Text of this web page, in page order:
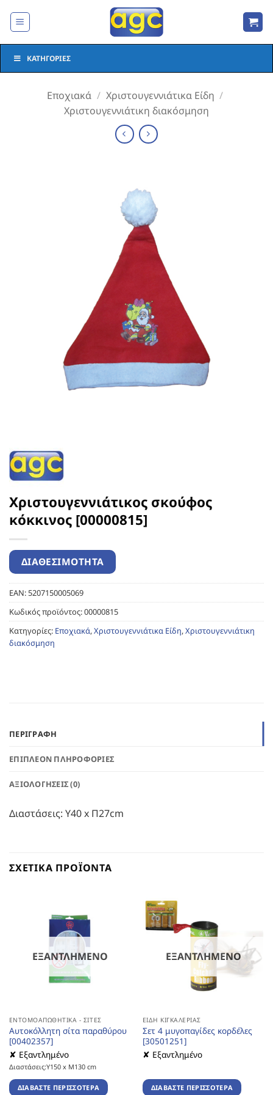
στο
ΚΑΤΗΓΟΡΊΕΣ
Εποχιακά / Χριστουγεννιάτικα Είδη /
Χριστουγεννιάτικη διακόσμηση
Χριστουγεννιάτικος σκούφος
κόκκινος [00000815]
EAN:5207150005069
Κωδικός προϊόντος:00000815
Κατηγορίες: Εποχιακά,Χριστουγεννιάτικα Είδη,Χριστουγεννιάτικη
διακόσμηση
ΠΕΡΙΓΡΑΦΉ
ΕΠΙΠΛΈΟΝ ΠΛΗΡΟΦΟΡΊΕΣ
ΑΞΙΟΛΟΓΉΣΕΙΣ (0)
Διαστάσεις: Υ40 x Π27cm
ΣΧΕΤΙΚΆ ΠΡΟΪΌΝΤΑ
ΕΞΑΝΤΛΗΜΈΝΟ
ΕΝΤΟΜΟΑΠΩΘΗΤΙΚΆ - ΣΊΤΕΣ
Αυτοκόλλητη σίτα παραθύρου
[00402357]
✘ Εξαντλημένο
Διαστάσεις:Υ150 x Μ130 cm
ΔΙΑΒΆΣΤΕ ΠΕΡΙΣΣΌΤΕΡΑ
ΕΞΑΝΤΛΗΜΈΝΟ
ΕΊΔΗ ΚΙΓΚΑΛΕΡΊΑΣ
Σετ 4 μυγοπαγίδες κορδέλες
[30501251]
✘ Εξαντλημένο
ΔΙΑΒΆΣΤΕ ΠΕΡΙΣΣΌΤΕΡΑ